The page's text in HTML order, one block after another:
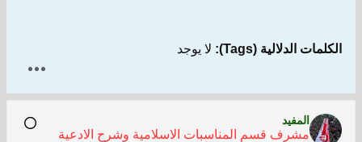
الكلمات الدلالية (Tags): لا يوجد
المفيد
مشرف قسم المناسبات الاسلامية وشرح الادعية